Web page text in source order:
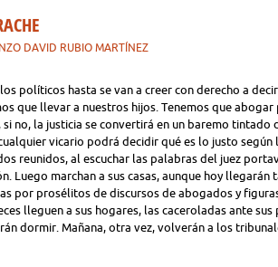
DAVID RUBIO MARTÍNEZ
políticos hasta se van a creer con derecho a
que llevar a nuestros hijos. Tenemos que
si no, la justicia se convertirá en un baremo tintado
vicario podrá decidir qué es lo justo según
reunidos, al escuchar las palabras del juez
Luego marchan a sus casas, aunque hoy llegarán
por prosélitos de discursos de abogados y
lleguen a sus hogares, las caceroladas ante
dormir. Mañana, otra vez, volverán a los